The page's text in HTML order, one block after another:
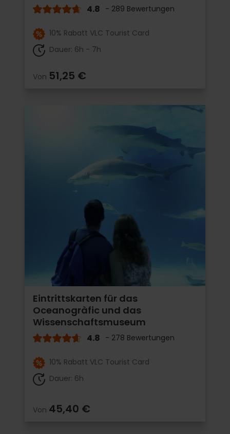
4.8 - 289 Bewertungen
10% Rabatt VLC Tourist Card
Dauer: 6h - 7h
Von 51,25 €
Eintrittskarten für das
Oceanogràfic und das
Wissenschaftsmuseum
4.8 - 278 Bewertungen
10% Rabatt VLC Tourist Card
Dauer: 6h
Von 45,40 €